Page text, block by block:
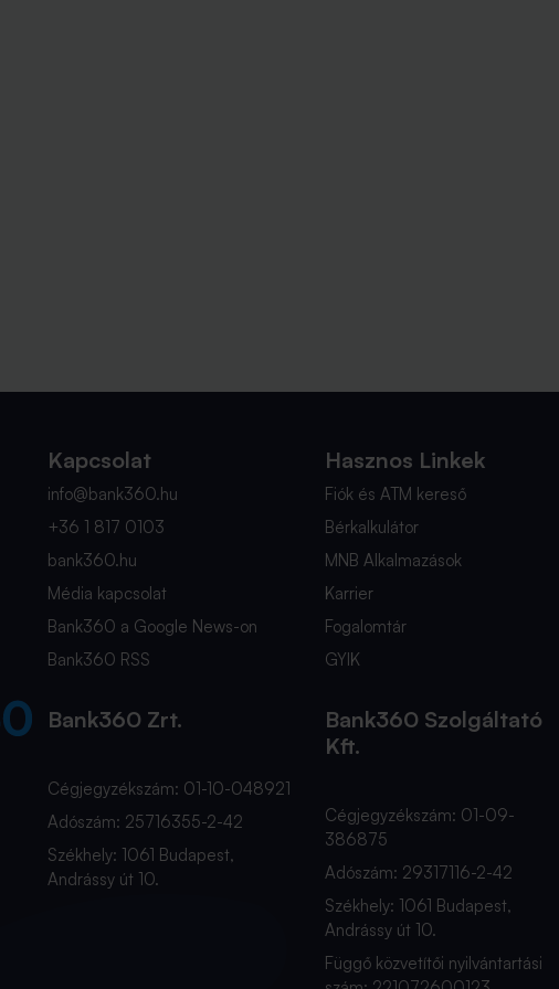
Kapcsolat
info@bank360.hu
+36 1 817 0103
bank360.hu
Média kapcsolat
Bank360 a Google News-on
Bank360 RSS
Hasznos Linkek
Fiók és ATM kereső
Bérkalkulátor
MNB Alkalmazások
Karrier
Fogalomtár
GYIK
Bank360 Zrt.
Cégjegyzékszám: 01-10-048921
Adószám: 25716355-2-42
Székhely: 1061 Budapest,
Andrássy út 10.
Bank360 Szolgáltató
Kft.
Cégjegyzékszám: 01-09-
386875
Adószám: 29317116-2-42
Székhely: 1061 Budapest,
Andrássy út 10.
Függő közvetítői nyilvántartási